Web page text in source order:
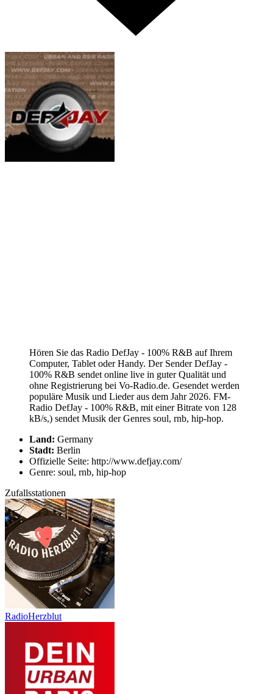
Hören Sie das Radio DefJay - 100% R&B auf Ihrem
Computer, Tablet oder Handy. Der Sender DefJay -
100% R&B sendet online live in guter Qualität und
ohne Registrierung bei Vo-Radio.de. Gesendet werden
populäre Musik und Lieder aus dem Jahr 2026. FM-
Radio DefJay - 100% R&B, mit einer Bitrate von 128
kB/s,) sendet Musik der Genres soul, rnb, hip-hop.
Land: Germany
Stadt: Berlin
Offizielle Seite: http://www.defjay.com/
Genre: soul, rnb, hip-hop
Zufallsstationen
RadioHerzblut